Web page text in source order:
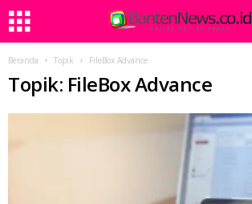
Beranda Topik FileBox Advance
Topik: FileBox Advance